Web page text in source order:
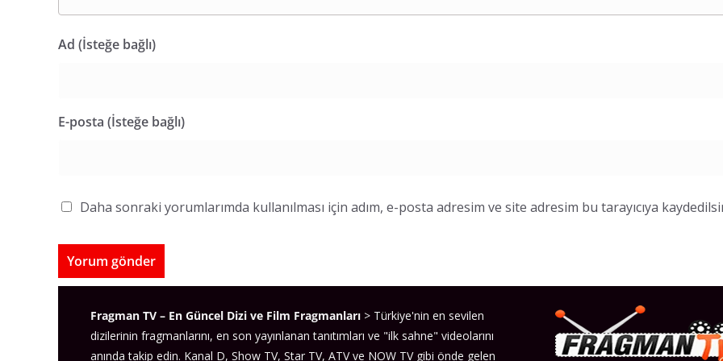
Ad (İsteğe bağlı)
E-posta (İsteğe bağlı)
Daha sonraki yorumlarımda kullanılması için adım, e-posta adresim ve site adresim bu tarayıcıya
Fragman TV – En Güncel Dizi ve Film Fragmanları > Türkiye'nin en sevilen
dizilerinin fragmanlarını, en son yayınlanan tanıtımları ve "ilk sahne" videolarını
anında takip edin. Kanal D, Show TV, Star TV, ATV ve NOW TV gibi önde gelen